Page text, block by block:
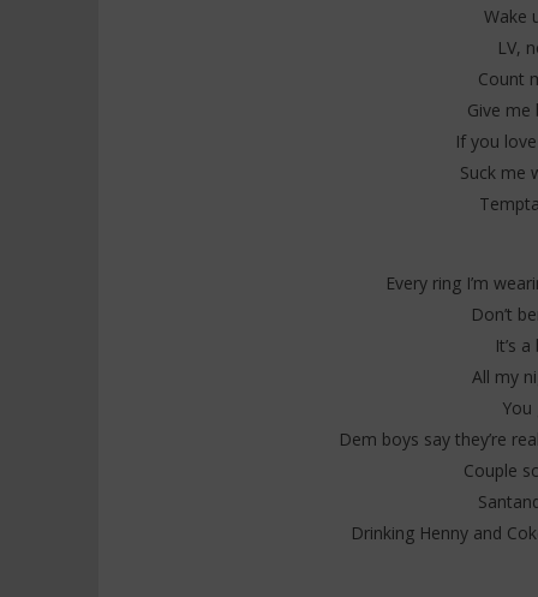
Wake
LV,
Count
Give me
If you
Suck me
Every ring I’m
Don’t
It’s
All my
You
Dem boys say they’re
Couple
Drinking Henny and